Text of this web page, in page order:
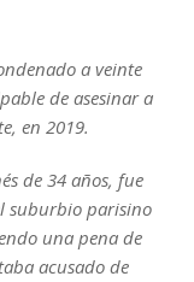
a veinte
de asesinar a
en 2019.
de 34 años, fue
suburbio parisino
una pena de
acusado de